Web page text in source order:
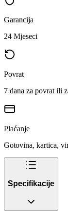
Garancija
24 Mjeseci
Povrat
7 dana za povrat ili
Plaćanje
Gotovina, kartica,
Specifikacije